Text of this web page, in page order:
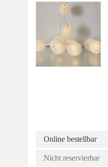
Online bestellbar
Nicht reservierbar